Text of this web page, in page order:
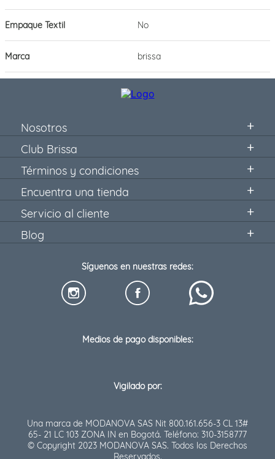
Empaque Textil No
Marca brissa
Nosotros
Club Brissa
Términos y condiciones
Encuentra una tienda
Servicio al cliente
Blog
Síguenos en nuestras redes:
Medios de pago disponibles:
Vigilado por:
Una marca de MODANOVA SAS Nit 800.161.656-3 CL 13#
65- 21 LC 103 ZONA IN en Bogotá. Teléfono: 310-3158777
© Copyright 2023 MODANOVA SAS. Todos los Derechos
Reservados.